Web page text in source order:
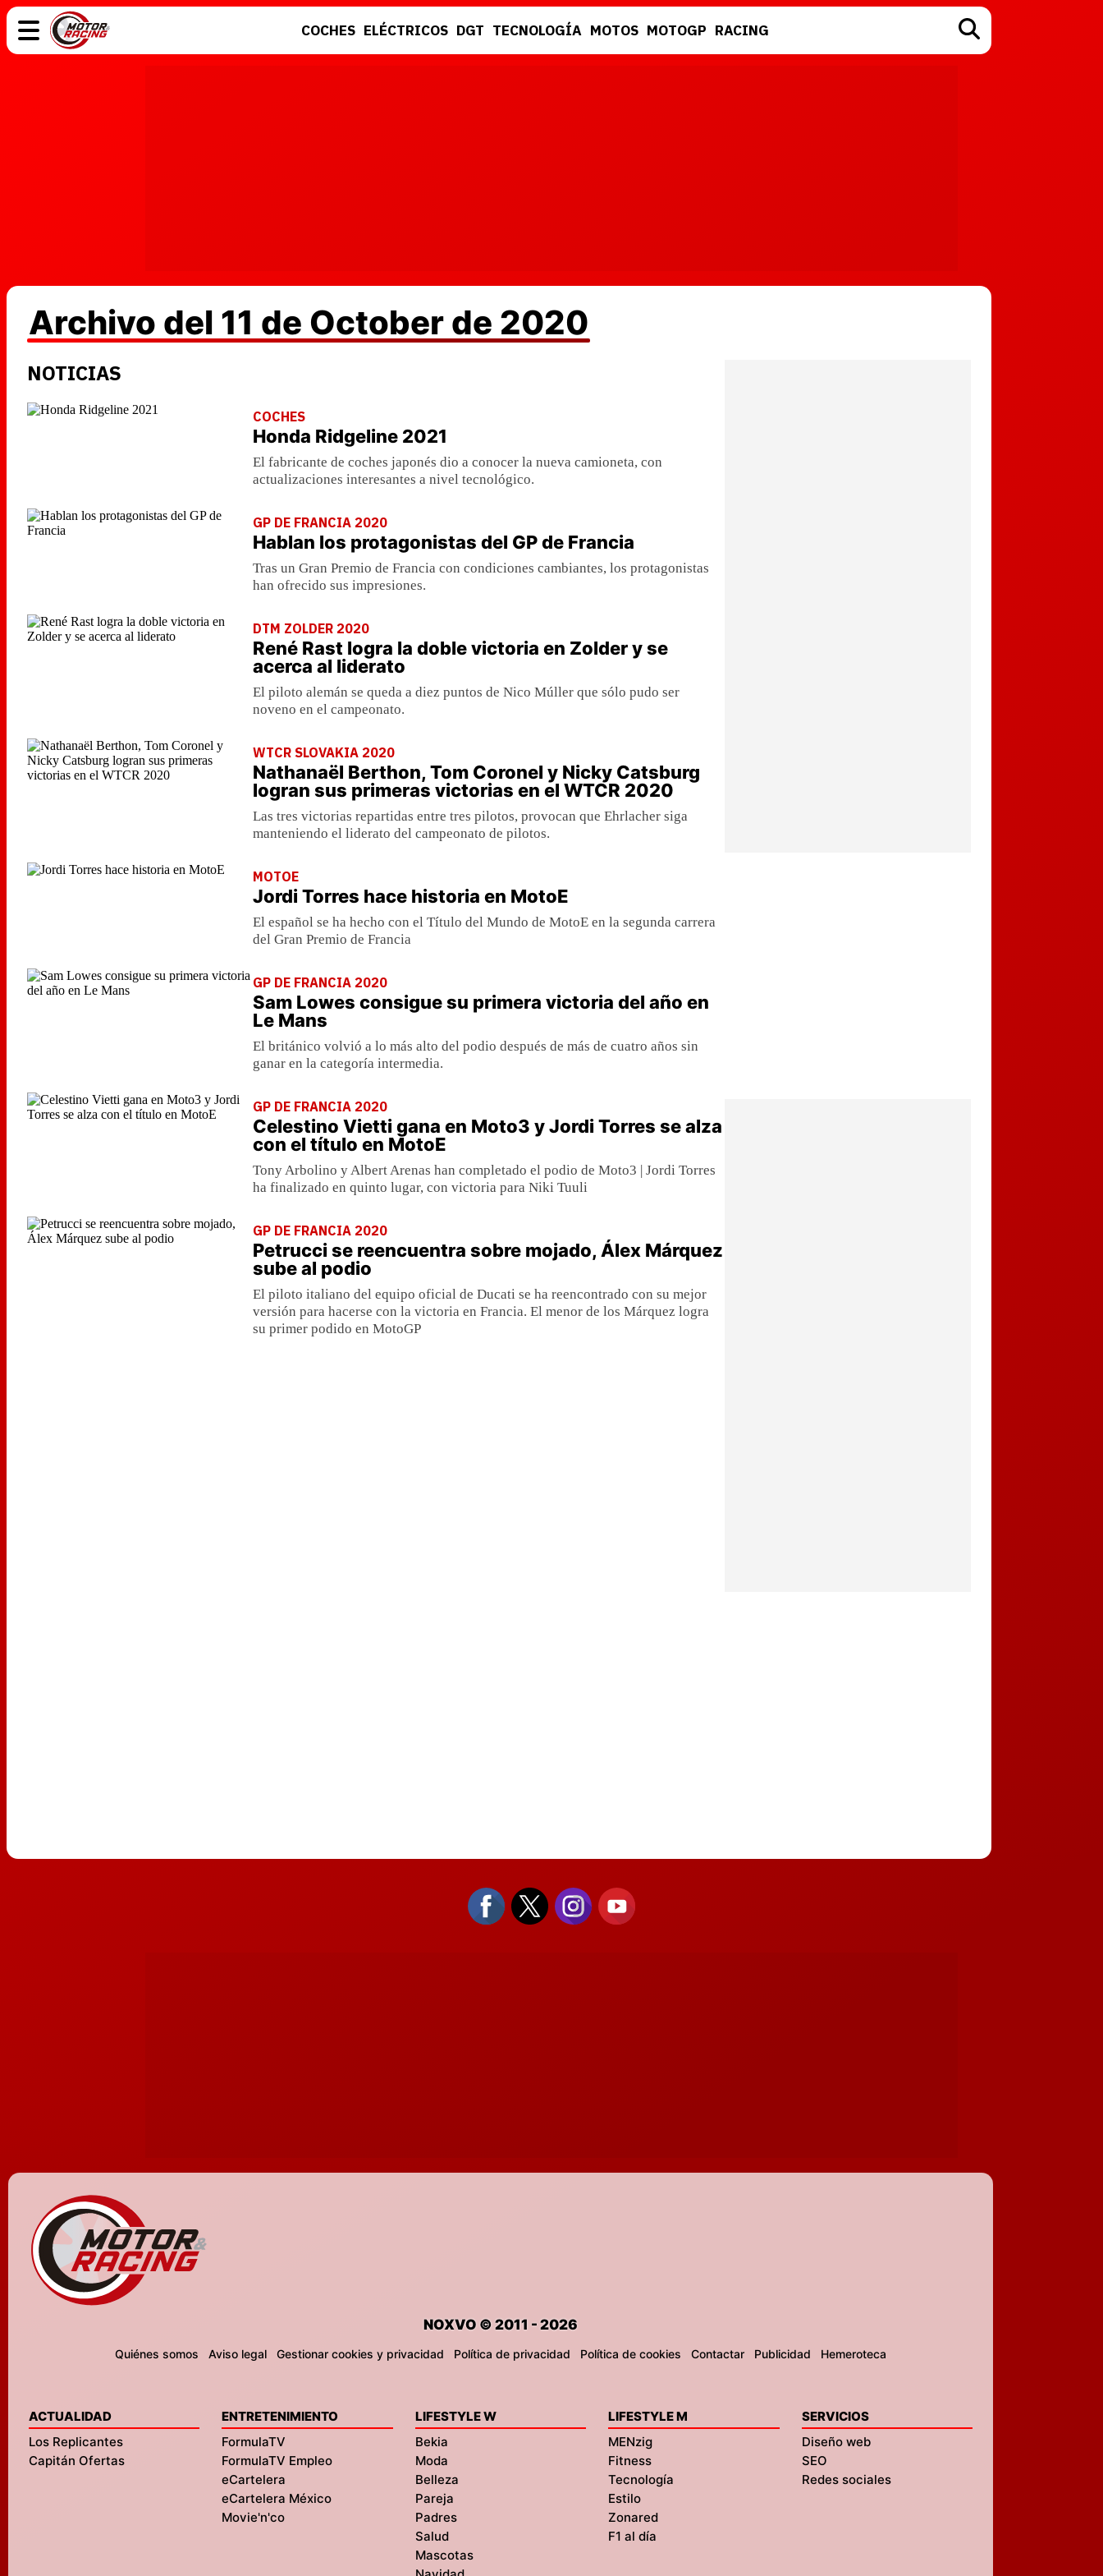
COCHES ELÉCTRICOS DGT TECNOLOGÍA MOTOS MOTOGP RACING
Archivo del 11 de October de 2020
NOTICIAS
COCHES
Honda Ridgeline 2021
El fabricante de coches japonés dio a conocer la nueva camioneta, con
actualizaciones interesantes a nivel tecnológico.
GP DE FRANCIA 2020
Hablan los protagonistas del GP de Francia
Tras un Gran Premio de Francia con condiciones cambiantes, los protagonistas
han ofrecido sus impresiones.
DTM ZOLDER 2020
René Rast logra la doble victoria en Zolder y se
acerca al liderato
El piloto alemán se queda a diez puntos de Nico Múller que sólo pudo ser
noveno en el campeonato.
WTCR SLOVAKIA 2020
Nathanaël Berthon, Tom Coronel y Nicky Catsburg
logran sus primeras victorias en el WTCR 2020
Las tres victorias repartidas entre tres pilotos, provocan que Ehrlacher siga
manteniendo el liderato del campeonato de pilotos.
MOTOE
Jordi Torres hace historia en MotoE
El español se ha hecho con el Título del Mundo de MotoE en la segunda carrera
del Gran Premio de Francia
GP DE FRANCIA 2020
Sam Lowes consigue su primera victoria del año en
Le Mans
El británico volvió a lo más alto del podio después de más de cuatro años sin
ganar en la categoría intermedia.
GP DE FRANCIA 2020
Celestino Vietti gana en Moto3 y Jordi Torres se alza
con el título en MotoE
Tony Arbolino y Albert Arenas han completado el podio de Moto3 | Jordi Torres
ha finalizado en quinto lugar, con victoria para Niki Tuuli
GP DE FRANCIA 2020
Petrucci se reencuentra sobre mojado, Álex Márquez
sube al podio
El piloto italiano del equipo oficial de Ducati se ha reencontrado con su mejor
versión para hacerse con la victoria en Francia. El menor de los Márquez logra
su primer podido en MotoGP
NOXVO © 2011 - 2026
Quiénes somos Aviso legal Gestionar cookies y privacidad Política de privacidad Política de cookies Contactar Publicidad Hemeroteca
ACTUALIDAD
Los Replicantes
Capitán Ofertas
ENTRETENIMIENTO
FormulaTV
FormulaTV Empleo
eCartelera
eCartelera México
Movie'n'co
LIFESTYLE W
Bekia
Moda
Belleza
Pareja
Padres
Salud
Mascotas
LIFESTYLE M
MENzig
Fitness
Tecnología
Estilo
Zonared
F1 al día
SERVICIOS
Diseño web
SEO
Redes sociales